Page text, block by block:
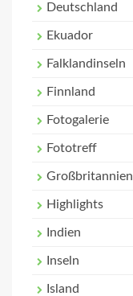
Deutschland
Ekuador
Falklandinseln
Finnland
Fotogalerie
Fototreff
Großbritannien
Highlights
Indien
Inseln
Island